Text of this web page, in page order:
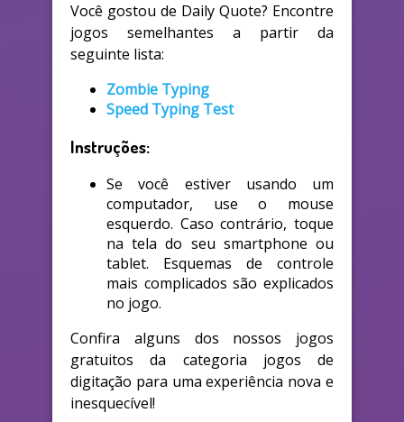
Você gostou de Daily Quote? Encontre
jogos semelhantes a partir da
seguinte lista:
Zombie Typing
Speed Typing Test
Instruções:
Se você estiver usando um
computador, use o mouse
esquerdo. Caso contrário, toque
na tela do seu smartphone ou
tablet. Esquemas de controle
mais complicados são explicados
no jogo.
Confira alguns dos nossos jogos
gratuitos da categoria jogos de
digitação para uma experiência nova e
inesquecível!